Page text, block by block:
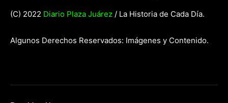
(C) 2022 Diario Plaza Juárez / La Historia de Cada Día.
Algunos Derechos Reservados: Imágenes y Contenido.